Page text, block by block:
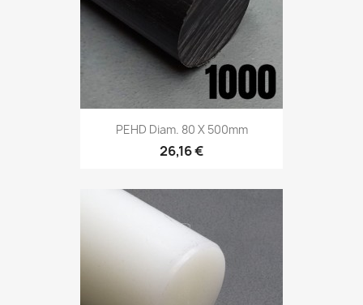
PEHD Diam. 80 X 500mm
26,16 €